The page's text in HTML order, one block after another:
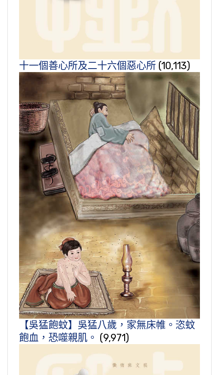
十一個善心所及二十六個惡心所 (10,113)
【吳猛飽蚊】吳猛八歲，家無床帷。恣蚊
飽血，恐噬親肌。 (9,971)